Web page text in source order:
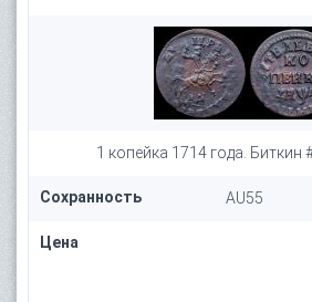
1 копейка 1714 года. Биткин
Сохранность AU55
Цена